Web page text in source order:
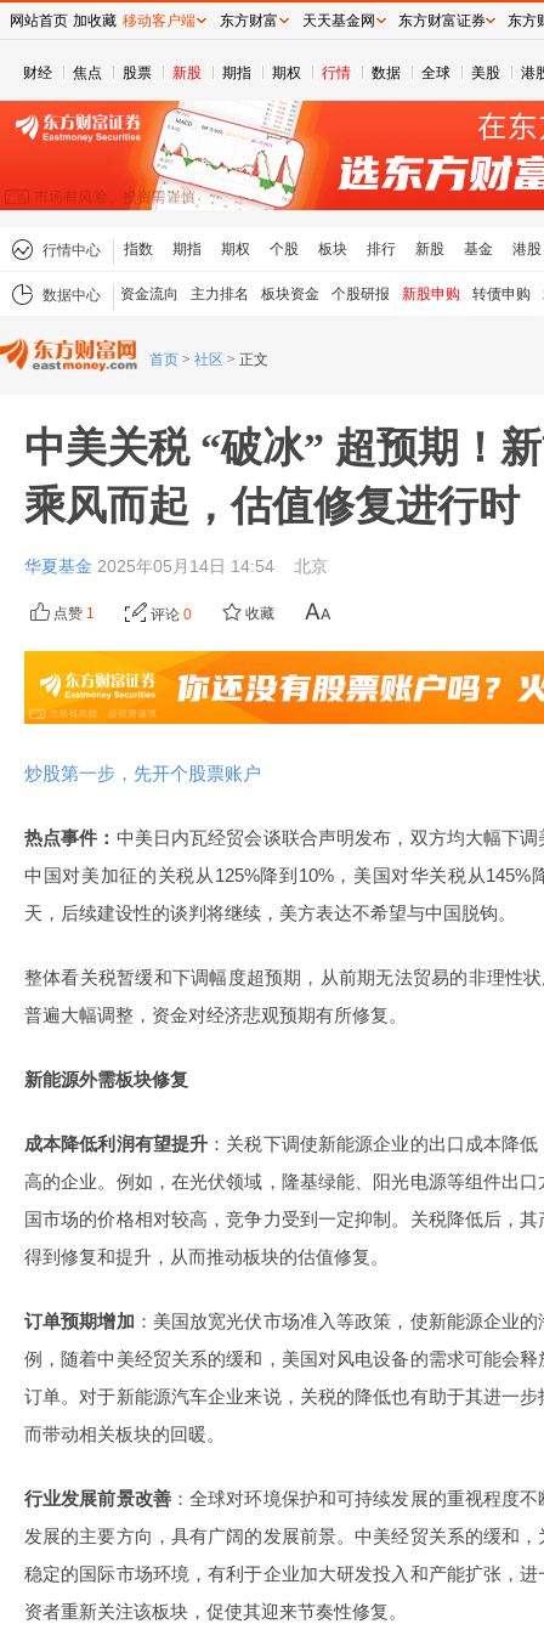
财经 焦点 股票 新股 期指 期权 行情 数据 全球 美股 港
行情中心 指数 期指 期权 个股 板块 排行 新股 基金 港股
数据中心 资金流向 主力排名 板块资金 个股研报 新股申购 转债申购
首页 > 社区 > 正文
中美关税 “破冰” 超预期！
乘风而起，估值修复进行时
华夏基金 2025年05月14日 14:54 北京
点赞 1 评论 0 收藏
炒股第一步，先开个股票账户
热点事件： 中美日内瓦经贸会谈联合声明发布，双方均大幅下
中国对美加征的关税从125%降到10%，美国对华关税从145%
天，后续建设性的谈判将继续，美方表达不希望与中国脱钩。
整体看关税暂缓和下调幅度超预期，从前期无法贸易的非理性
普遍大幅调整，资金对经济悲观预期有所修复。
新能源外需板块修复
成本降低利润有望提升 ：关税下调使新能源企业的出口成本降
高的企业。例如，在光伏领域，隆基绿能、阳光电源等组件出
国市场的价格相对较高，竞争力受到一定抑制。关税降低后，
得到修复和提升，从而推动板块的估值修复。
订单预期增加 ：美国放宽光伏市场准入等政策，使新能源企业
例，随着中美经贸关系的缓和，美国对风电设备的需求可能会
订单。对于新能源汽车企业来说，关税的降低也有助于其进一
而带动相关板块的回暖。
行业发展前景改善：全球对环境保护和可持续发展的重视程度
发展的主要方向，具有广阔的发展前景。中美经贸关系的缓和
稳定的国际市场环境，有利于企业加大研发投入和产能扩张，
资者重新关注该板块，促使其迎来节奏性修复。
网站首页 加收藏 移动客户端 东方财富 天天基金网 东方财富证券 东方